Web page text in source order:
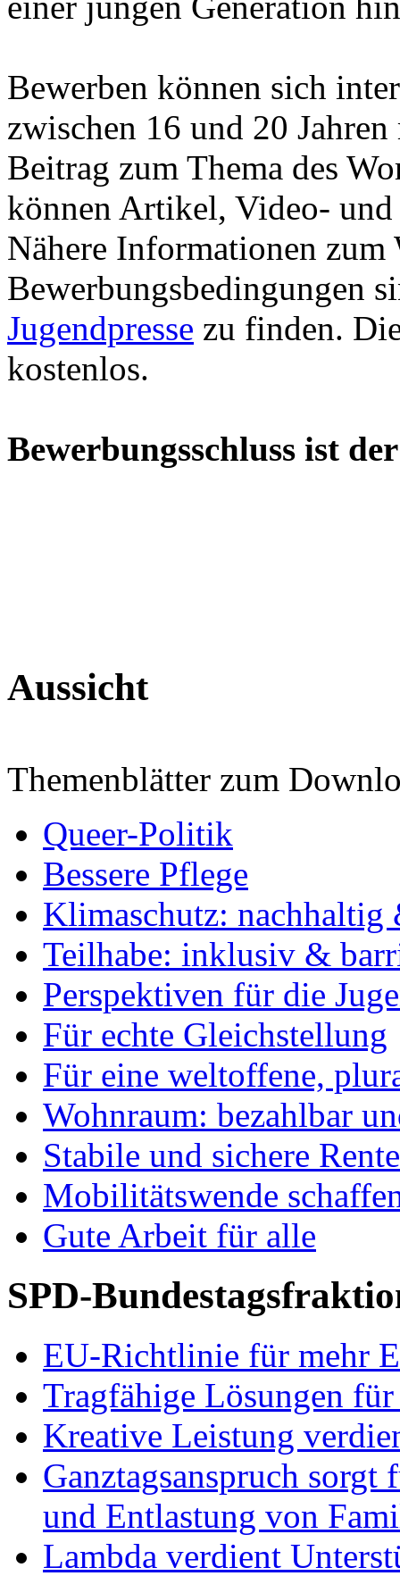
Bewerben können sich
zwischen 16 und 20
Beitrag zum Thema des
können Artikel, Video-
Nähere Informationen zum
Bewerbungsbedingungen
Jugendpresse zu finden.
kostenlos.
Bewerbungsschluss ist
Aussicht
Themenblätter zum
Queer-Politik
Bessere Pflege
Klimaschutz: nachhaltig
Teilhabe: inklusiv &
Perspektiven für die
Für echte Gleichstellung
Für eine weltoffene,
Wohnraum: bezahlbar
Stabile und sichere
Mobilitätswende
Gute Arbeit für alle
SPD-
EU-Richtlinie für mehr
Tragfähige Lösungen
Kreative Leistung
Ganztagsanspruch
und Entlastung von
Lambda verdient